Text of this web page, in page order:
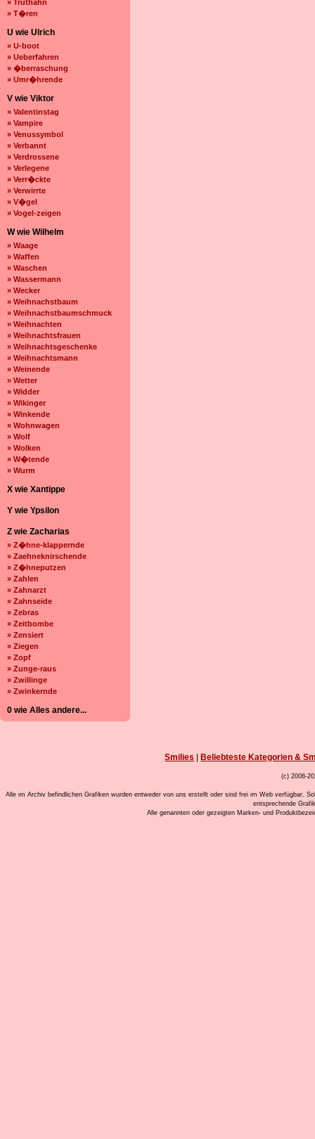
» Truthahn
» T�ren
U wie Ulrich
» U-boot
» Ueberfahren
» �berraschung
» Umr�hrende
V wie Viktor
» Valentinstag
» Vampire
» Venussymbol
» Verbannt
» Verdrossene
» Verlegene
» Verr�ckte
» Verwirrte
» V�gel
» Vogel-zeigen
W wie Wilhelm
» Waage
» Waffen
» Waschen
» Wassermann
» Wecker
» Weihnachstbaum
» Weihnachstbaumschmuck
» Weihnachten
» Weihnachtsfrauen
» Weihnachtsgeschenke
» Weihnachtsmann
» Weinende
» Wetter
» Widder
» Wikinger
» Winkende
» Wohnwagen
» Wolf
» Wolken
» W�tende
» Wurm
X wie Xantippe
Y wie Ypsilon
Z wie Zacharias
» Z�hne-klappernde
» Zaehneknirschende
» Z�hneputzen
» Zahlen
» Zahnarzt
» Zahnseide
» Zebras
» Zeitbombe
» Zensiert
» Ziegen
» Zopf
» Zunge-raus
» Zwillinge
» Zwinkernde
0 wie Alles andere...
Smilies Beliebteste Kategorien &
(c) 2008-
Alle im Archiv befindlichen Grafiken wurden entweder von uns erstellt oder sind frei im Web verfügbar.
entsprechende
Alle genannten oder gezeigten Marken- und